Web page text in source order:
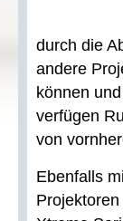
durch die
andere
können
verfügen
von
Ebenfalls